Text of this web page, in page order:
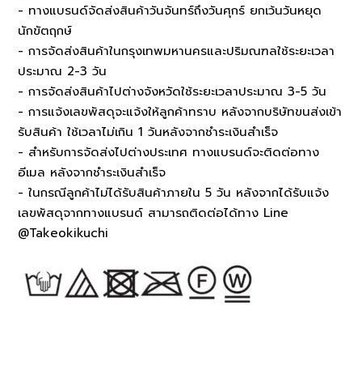
- ทางแบรนด์จัดส่งสินค้าวันจันทร์ถึงวันศุกร์ ยกเว้นวันหยุด
นักขัตฤกษ์
- การจัดส่งสินค้าในกรุงเทพมหานครและปริมณฑลใช้ระยะเวลา
ประมาณ 2-3 วัน
- การจัดส่งสินค้าไปต่างจังหวัดใช้ระยะเวลาประมาณ 3-5 วัน
- การแจ้งเลขพัสดุจะแจ้งให้ลูกค้าทราบ หลังจากบริษัทขนส่งเข้า
รับสินค้า ใช้เวลาไม่เกิน 1 วันหลังจากชำระเงินสำเร็จ
- สำหรับการจัดส่งไปต่างประเทศ ทางแบรนด์จะติดต่อทาง
อีเมล หลังจากชำระเงินสำเร็จ
- ในกรณีลูกค้าไม่ได้รับสินค้าภายใน 5 วัน หลังจากได้รับแจ้ง
เลขพัสดุจากทางแบรนด์ สามารถติดต่อได้ทาง Line
@Takeokikuchi